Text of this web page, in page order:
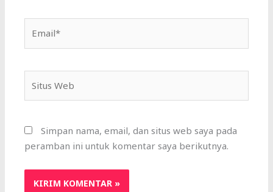
Web
Simpan nama, email, dan situs web saya pada
peramban ini untuk komentar saya berikutnya.